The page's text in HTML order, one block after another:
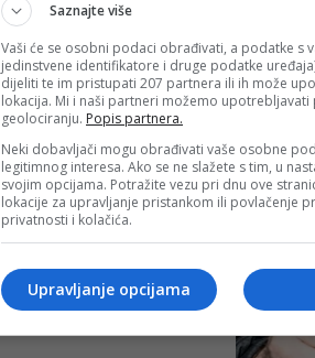
Saznajte više
Vaši će se osobni podaci obrađivati, a podatke s
jedinstvene identifikatore i druge podatke
dijeliti te im pristupati 207 partnera ili ih može
lokacija. Mi i naši partneri možemo
geolociranju. Popis partnera.
Neki dobavljači mogu obrađivati vaše osobne
legitimnog interesa. Ako se ne slažete s tim, u
svojim opcijama. Potražite vezu pri dnu ove
lokacije za upravljanje pristankom ili povlačenje
privatnosti i kolačića.
Upravljanje opcijama